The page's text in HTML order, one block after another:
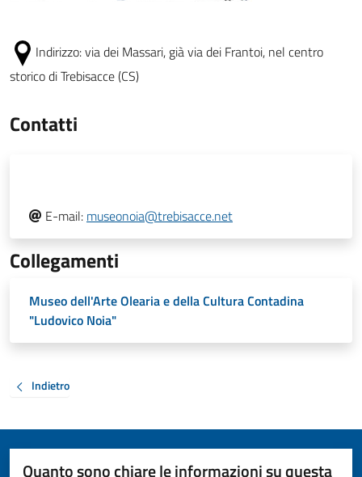
Indirizzo:via dei Massari, già via dei Frantoi, nel centro
storico di Trebisacce (CS)
Contatti
E-mail: museonoia@trebisacce.net
Collegamenti
Museo dell'Arte Olearia e della Cultura Contadina
"Ludovico Noia"
Indietro
Quanto sono chiare le informazioni su questa